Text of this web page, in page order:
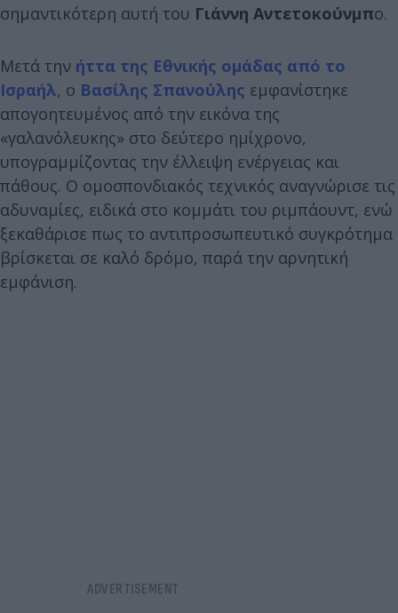
σημαντικότερη αυτή του Γιάννη Αντετοκούνμπο.
Μετά την ήττα της Εθνικής ομάδας από το
Ισραήλ, ο Βασίλης Σπανούλης εμφανίστηκε
απογοητευμένος από την εικόνα της
«γαλανόλευκης» στο δεύτερο ημίχρονο,
υπογραμμίζοντας την έλλειψη ενέργειας και
πάθους. Ο ομοσπονδιακός τεχνικός αναγνώρισε τις
αδυναμίες, ειδικά στο κομμάτι του ριμπάουντ, ενώ
ξεκαθάρισε πως το αντιπροσωπευτικό συγκρότημα
βρίσκεται σε καλό δρόμο, παρά την αρνητική
εμφάνιση.